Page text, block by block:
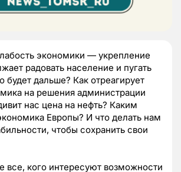
экономики — укрепление
радовать население и пугать
будет дальше? Как отреагирует
на решения администрации
нас цена на нефть? Каким
Европы? И что делать нам
чтобы сохранить свои
все, кого интересуют возможности